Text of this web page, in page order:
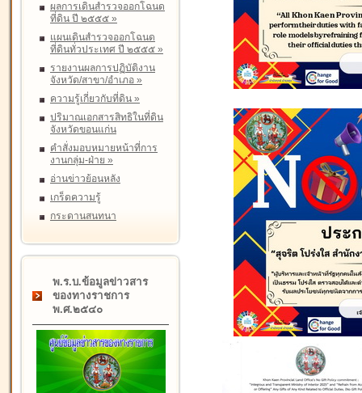
ผลการเดินสำรวจออกโฉนด
ที่ดิน ปี ๒๕๕๕ »
แผนเดินสำรวจออกโฉนด
ที่ดินทั่วประเทศ ปี ๒๕๕๕ »
รายงานผลการปฏิบัติงาน
จังหวัด/สาขา/อำเภอ »
ความรู้เกี่ยวกับที่ดิน »
ปริมาณเอกสารสิทธิในที่ดิน
จังหวัดขอนแก่น
คำสั่งมอบหมายหน้าที่การ
งานกลุ่ม-ฝ่าย »
อ่านข่าวย้อนหลัง
เกร็ดความรู้
กระดานสนทนา
พ.ร.บ.ข้อมูลข่าวสาร
ของทางราชการ
พ.ศ.๒๕๔๐